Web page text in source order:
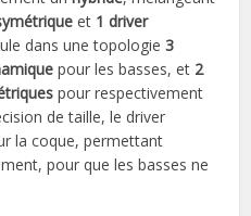
et 1 driver
dans une topologie3
pour les basses, et 2
pour respectivement
de taille, le driver
la coque, permettant
pour que les basses ne